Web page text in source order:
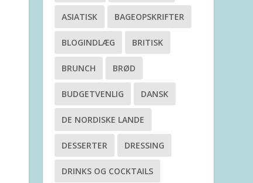
ASIATISK BAGEOPSKRIFTER
BLOGINDLÆG BRITISK
BRUNCH BRØD
BUDGETVENLIG DANSK
DE NORDISKE LANDE
DESSERTER DRESSING
DRINKS OG COCKTAILS